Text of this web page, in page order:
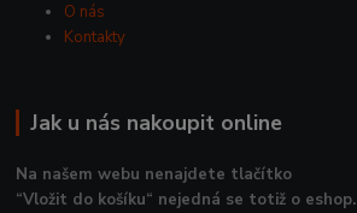
O nás
Kontakty
Jak u nás nakoupit online
Na našem webu nenajdete tlačítko
“Vložit do košíku“ nejedná se totiž o eshop.